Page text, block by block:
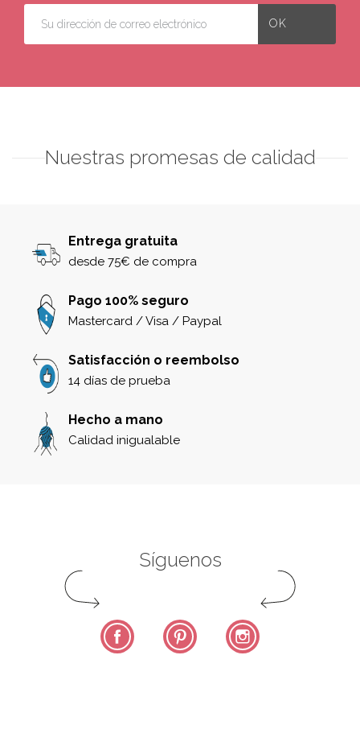
Nuestras promesas de calidad
Entrega gratuita
desde 75€ de compra
Pago 100% seguro
Mastercard / Visa / Paypal
Satisfacción o reembolso
14 días de prueba
Hecho a mano
Calidad inigualable
Síguenos
Facebook Pinterest